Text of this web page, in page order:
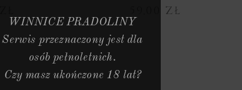
59,00ZŁ
WINNICE PRADOLINY
Serwis przeznaczony jest dla
osób pełnoletnich.
Czy masz ukończone 18 lat?